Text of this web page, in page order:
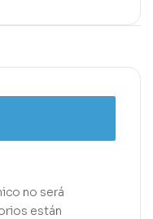
no será
están